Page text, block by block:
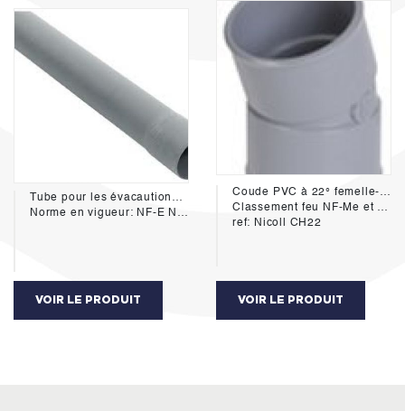
Tube pour les évacautions des eaux pluviales et usées du bâtiment.
Norme en vigueur: NF-E NF-M1 NF EN 1453-1
VOIR LE PRODUIT
Coude PVC à 22° femelle-femelle diamétre 40mm
Classement feu NF-Me et NF E
ref: Nicoll CH22
VOIR LE PRODUIT